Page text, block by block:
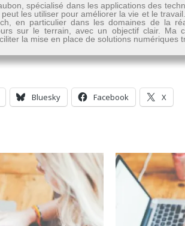
spécialisé dans les applications des
les utiliser pour améliorer la vie et le
en particulier dans les domaines de la
sur le terrain, avec un objectif clair. Ma
la mise en place de solutions numériques
Bluesky Facebook X